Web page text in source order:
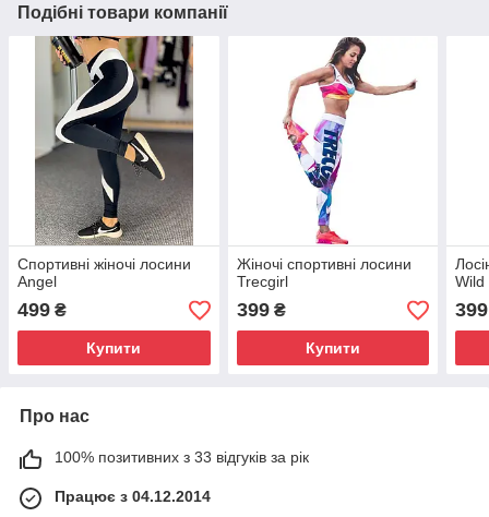
Подібні товари компанії
Спортивні жіночі лосини
Angel
499 ₴
Купити
Жіночі спортивні лосини
Trecgirl
399₴
Купити
Wild
399
Про нас
100% позитивних з 33 відгуків за рік
Працює з 04.12.2014